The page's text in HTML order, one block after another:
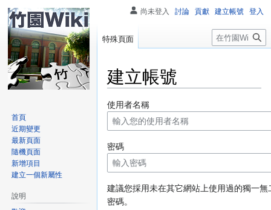
建立帳號
跳
至
導
覽
跳
至
搜
尋
使用者名稱
密碼
建議您採用未在其它網站上使用過的獨一無
密碼。
尚未登入 討論 貢獻 建立帳號 登入
特殊頁面
搜
首頁
近期變更
最新頁面
隨機頁面
新增項目
建立一個新屬性
說明